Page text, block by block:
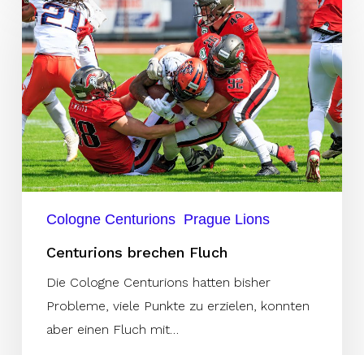
brechen
Fluch
Cologne Centurions Prague Lions
Centurions brechen Fluch
Die Cologne Centurions hatten bisher
Probleme, viele Punkte zu erzielen, konnten
aber einen Fluch mit…